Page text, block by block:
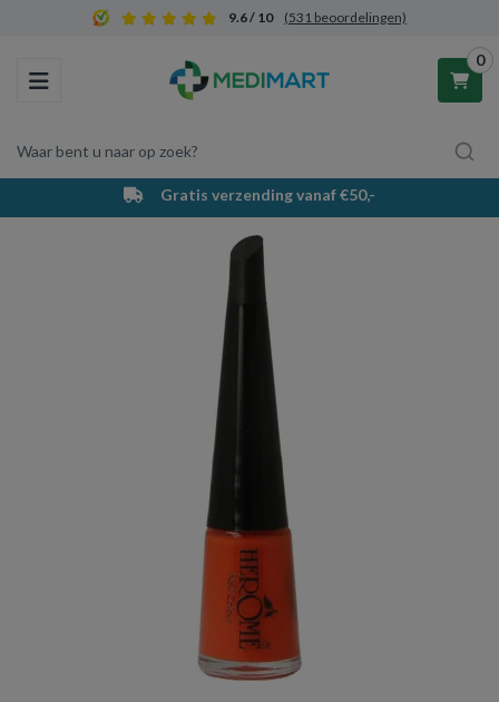
9.6 / 10 (531 beoordelingen)
Toggle navigation
Waar bent u naar op zoek?
0
Winkelwagen
Uw winkelwagen is leeg.
Vul hem met producten.
Gratis verzending vanaf €50,-